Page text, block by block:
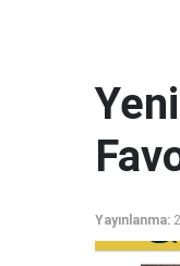
Yayınlanma: